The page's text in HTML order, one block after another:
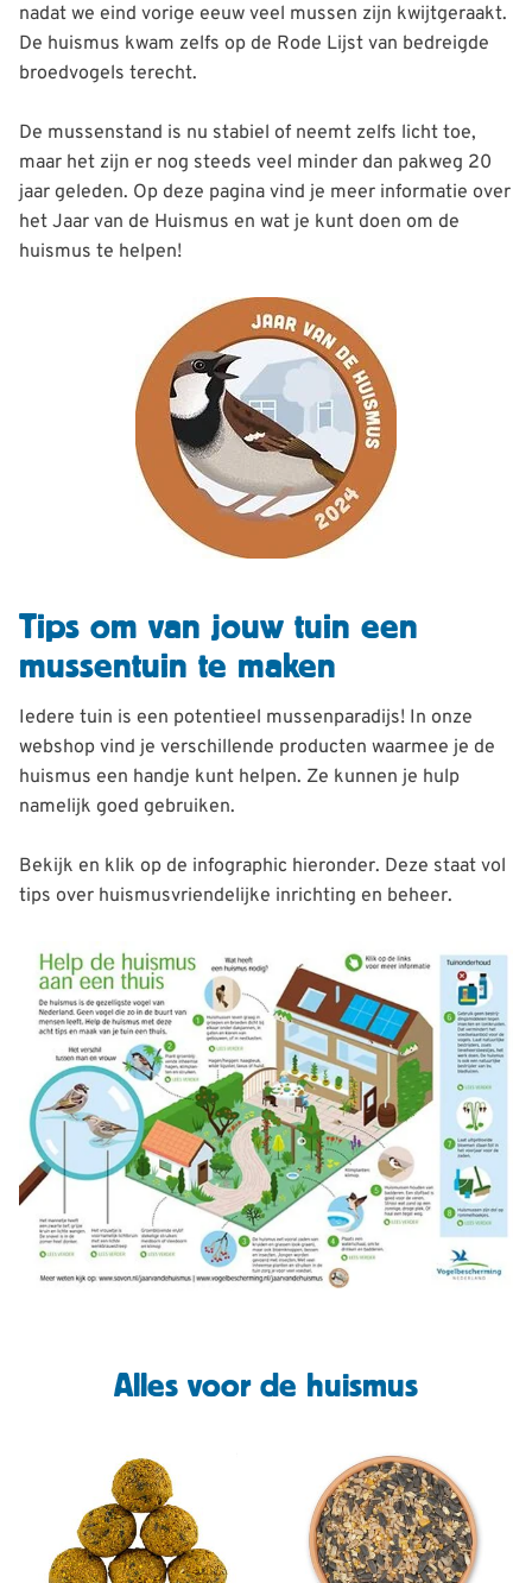
nadat we eind vorige eeuw veel mussen zijn kwijtgeraakt.
De huismus kwam zelfs op de Rode Lijst van bedreigde
broedvogels terecht.
De mussenstand is nu stabiel of neemt zelfs licht toe,
maar het zijn er nog steeds veel minder dan pakweg 20
jaar geleden. Op deze pagina vind je meer informatie over
het Jaar van de Huismus en wat je kunt doen om de
huismus te helpen!
Tips om van jouw tuin een
mussentuin te maken
Iedere tuin is een potentieel mussenparadijs! In onze
webshop vind je verschillende producten waarmee je de
huismus een handje kunt helpen. Ze kunnen je hulp
namelijk goed gebruiken.
Bekijk en klik op de infographic hieronder. Deze staat vol
tips over huismusvriendelijke inrichting en beheer.
Alles voor de huismus